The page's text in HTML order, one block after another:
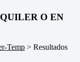
O EN
Temp > Resultados